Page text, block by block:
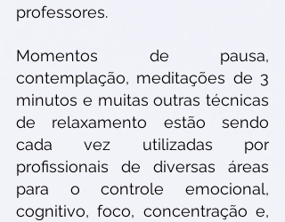
professores.
Momentos de pausa,
contemplação, meditações de 3
minutos e muitas outras técnicas
de relaxamento estão sendo
cada vez utilizadas por
profissionais de diversas áreas
para o controle emocional,
cognitivo, foco, concentração e,